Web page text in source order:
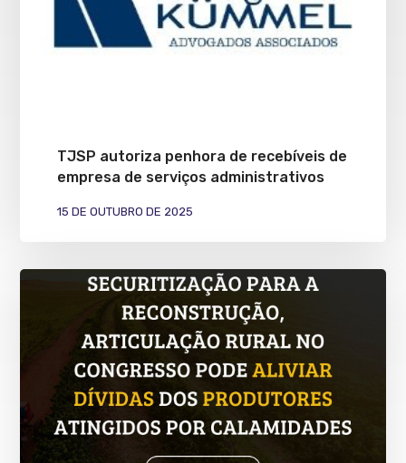
TJSP autoriza penhora de recebíveis de
empresa de serviços administrativos
15 DE OUTUBRO DE 2025